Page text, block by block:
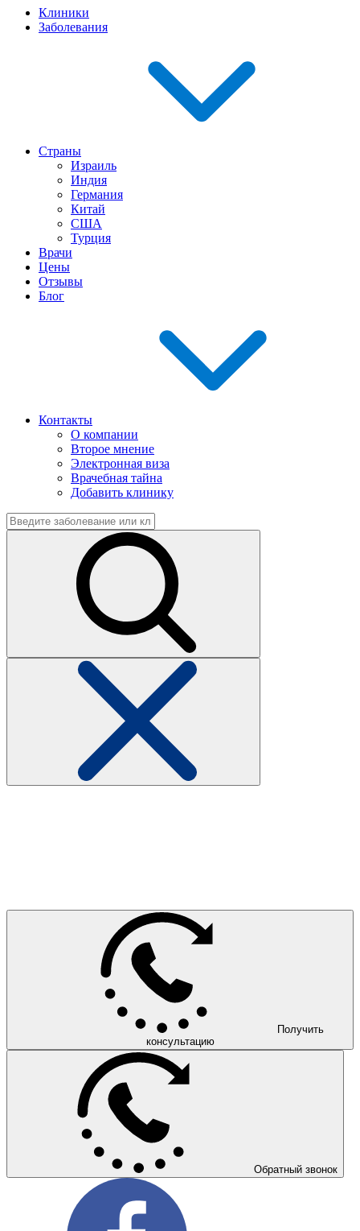
Клиники
Заболевания
Страны
Израиль
Индия
Германия
Китай
США
Турция
Врачи
Цены
Отзывы
Блог
Контакты
О компании
Второе мнение
Электронная виза
Врачебная тайна
Добавить клинику
Получить
консультацию
Обратный звонок